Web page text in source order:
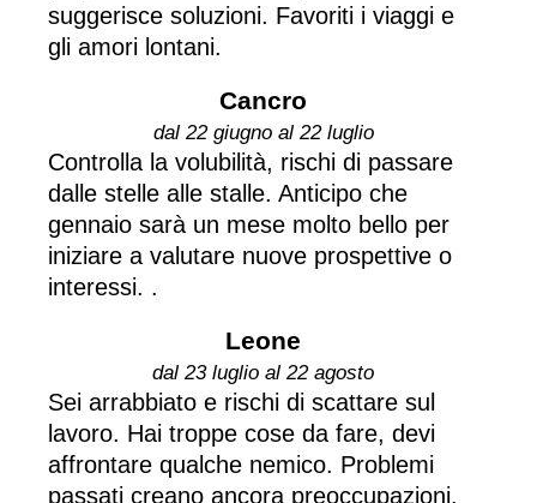
suggerisce soluzioni. Favoriti i viaggi e
gli amori lontani.
Cancro
dal 22 giugno al 22 luglio
Controlla la volubilità, rischi di passare
dalle stelle alle stalle. Anticipo che
gennaio sarà un mese molto bello per
iniziare a valutare nuove prospettive o
interessi. .
Leone
dal 23 luglio al 22 agosto
Sei arrabbiato e rischi di scattare sul
lavoro. Hai troppe cose da fare, devi
affrontare qualche nemico. Problemi
passati creano ancora preoccupazioni.